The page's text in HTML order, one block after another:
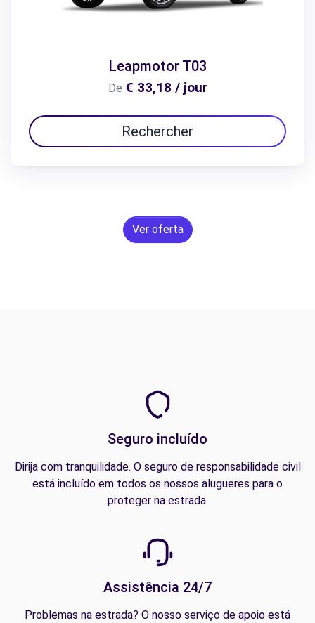
Leapmotor T03
De € 33,18 / jour
Rechercher
Ver oferta
Seguro incluído
Dirija com tranquilidade. O seguro de responsabilidade civil
está incluído em todos os nossos alugueres para o
proteger na estrada.
Assistência 24/7
Problemas na estrada? O nosso serviço de apoio está